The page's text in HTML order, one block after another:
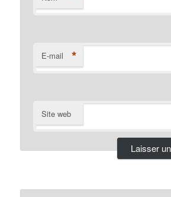
E-mail *
Site web